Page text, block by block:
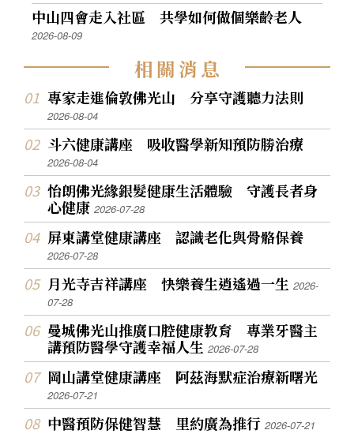
中山四會走入社區 共學如何做個樂齡老人
2026-08-09
相關消息
專家走進倫敦佛光山 分享守護聽力法則
2026-08-04
斗六健康講座 吸收醫學新知預防勝治療
2026-08-04
怡朗佛光緣銀髮健康生活體驗 守護長者身
心健康2026-07-28
屏東講堂健康講座 認識老化與骨骼保養
2026-07-28
月光寺吉祥講座 快樂養生逍遙過一生2026-
07-28
曼城佛光山推廣口腔健康教育 專業牙醫主
講預防醫學守護幸福人生2026-07-28
岡山講堂健康講座 阿茲海默症治療新曙光
2026-07-21
中醫預防保健智慧 里約廣為推行2026-07-21